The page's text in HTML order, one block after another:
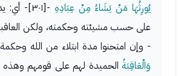
يُورِثُهَا مَنْ يَشَاءُ مِنْ عِبَادِهِ
-[٣٠١]-
على حسب مشيئته وحكمته، ولكن
- وإن امتحنوا مدة ابتلاء من الله
وَالْعَاقِبَةُ الحميدة لهم على قومهم وهذه